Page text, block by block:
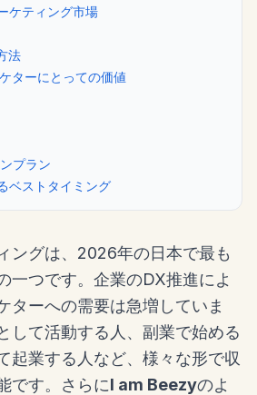
ケティング市場
法
ターにとっての価値
プラン
ベストタイミング
ングは、2026年の日本で最も
一つです。企業のDX推進によ
ターへの需要は急増していま
して活動する人、副業で始める
起業する人など、様々な形で収
です。さらにI am Beezyのよ